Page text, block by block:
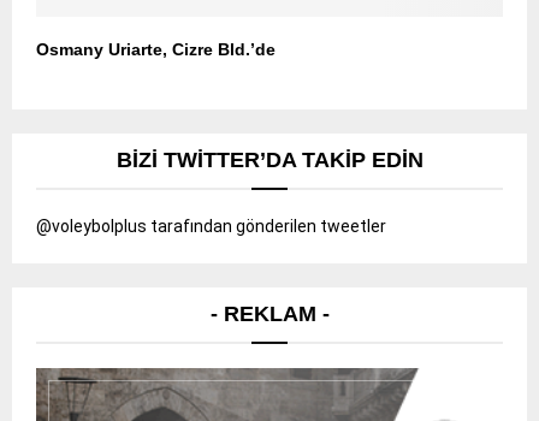
Osmany Uriarte, Cizre Bld.’de
BIZI TWITTER’DA TAKIP EDIN
@voleybolplus tarafından gönderilen tweetler
- REKLAM -